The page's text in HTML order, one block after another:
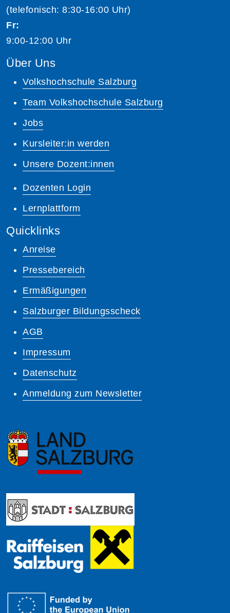
(telefonisch: 8:30-16:00 Uhr)
Fr:
9:00-12:00 Uhr
Über Uns
Volkshochschule Salzburg
Team Volkshochschule Salzburg
Jobs
Kursleiter:in werden
Unsere Dozent:innen
Dozenten Login
Lernplattform
Quicklinks
Anreise
Pressebereich
Ermäßigungen
Salzburger Bildungsscheck
AGB
Impressum
Datenschutz
Anmeldung zum Newsletter